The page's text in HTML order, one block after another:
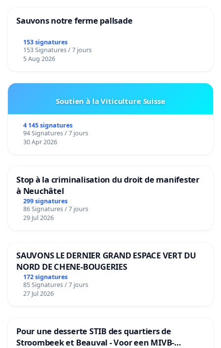
Sauvons notre ferme pallsade
153 signatures
153 Signatures / 7 jours
5 Aug 2026
Soutien à la Viticulture Suisse
4 145 signatures
94 Signatures / 7 jours
30 Apr 2026
Stop à la criminalisation du droit de manifester
à Neuchâtel
299 signatures
86 Signatures / 7 jours
29 Jul 2026
SAUVONS LE DERNIER GRAND ESPACE VERT DU
NORD DE CHENE-BOUGERIES
172 signatures
85 Signatures / 7 jours
27 Jul 2026
Pour une desserte STIB des quartiers de
Stroombeek et Beauval - Voor een MIVB-